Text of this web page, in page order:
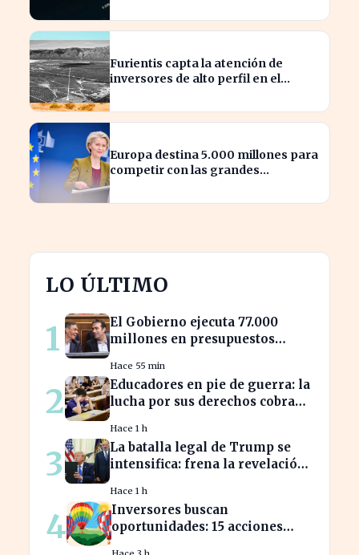
Furientis capta la atención de
inversores de alto perfil en el
Europa destina 5.000 millones para
competir con las grandes
LO ÚLTIMO
1
El Gobierno ejecuta 77.000
millones en presupuestos
año 2025
Hace 55 min
2
Educadores en pie de guerra: la
lucha por sus derechos cobra
Hace 1 h
3
La batalla legal de Trump se
intensifica: frena la revelación
Hace 1 h
4
Inversores buscan
oportunidades: 15 acciones